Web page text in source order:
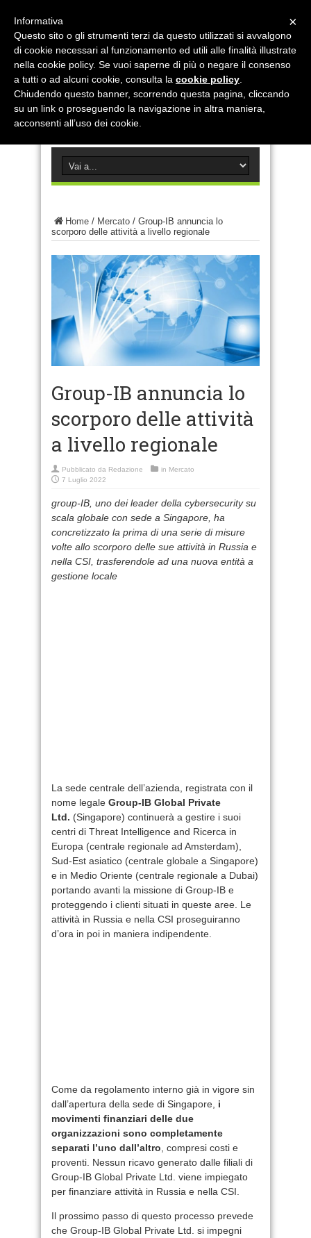
Home / Mercato / Group-IB annuncia lo
scorporo delle attività a livello regionale
Group-IB annuncia lo
scorporo delle attività
a livello regionale
Pubblicato da Redazione in Mercato
7 Luglio 2022
group-IB, uno dei leader della cybersecurity su
scala globale con sede a Singapore, ha
concretizzato la prima di una serie di misure
volte allo scorporo delle sue attività in Russia e
nella CSI, trasferendole ad una nuova entità a
gestione locale
La sede centrale dell’azienda, registrata con il
nome legale Group-IB Global Private
Ltd. (Singapore) continuerà a gestire i suoi
centri di Threat Intelligence and Ricerca in
Europa (centrale regionale ad Amsterdam),
Sud-Est asiatico (centrale globale a Singapore)
e in Medio Oriente (centrale regionale a Dubai)
portando avanti la missione di Group-IB e
proteggendo i clienti situati in queste aree. Le
attività in Russia e nella CSI proseguiranno
d’ora in poi in maniera indipendente.
Come da regolamento interno già in vigore sin
dall’apertura della sede di Singapore, i
movimenti finanziari delle due
organizzazioni sono completamente
separati l’uno dall’altro , compresi costi e
proventi. Nessun ricavo generato dalle filiali di
Group-IB Global Private Ltd. viene impiegato
per finanziare attività in Russia e nella CSI.
Il prossimo passo di questo processo prevede
che Group-IB Global Private Ltd. si impegni
×
Informativa
Questo sito o gli strumenti terzi da questo utilizzati si avvalgono
di cookie necessari al funzionamento ed utili alle finalità illustrate
nella cookie policy. Se vuoi saperne di più o negare il consenso
a tutti o ad alcuni cookie, consulta la cookie policy
Chiudendo questo banner, scorrendo questa pagina, cliccando
su un link o proseguendo la navigazione in altra maniera,
acconsenti all’uso dei cookie.